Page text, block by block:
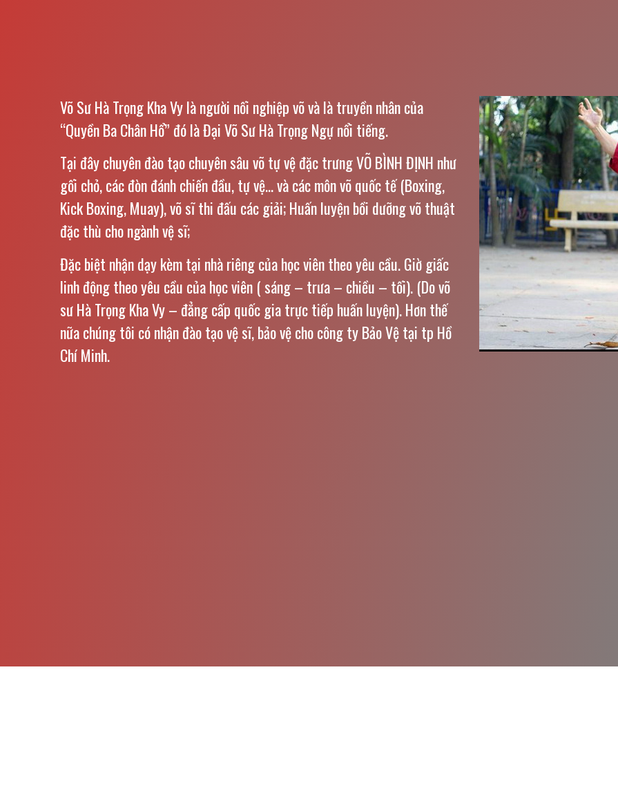
Võ Sư Hà Trọng Kha Vy là người nối nghiệp võ và là truyền nhân của
“Quyền Ba Chân Hổ” đó là Đại Võ Sư Hà Trọng Ngự nổi tiếng.
Tại đây chuyên đào tạo chuyên sâu võ tự vệ đặc trưng VÕ BÌNH ĐỊNH như
gối chỏ, các đòn đánh chiến đầu, tự vệ… và các môn võ quốc tế (Boxing,
Kick Boxing, Muay), võ sĩ thi đấu các giải; Huấn luyện bồi dưỡng võ thuật
đặc thù cho ngành vệ sĩ;
Đặc biệt nhận dạy kèm tại nhà riêng của học viên theo yêu cầu. Giờ giấc
linh động theo yêu cầu của học viên ( sáng – trưa – chiều – tối). (Do võ
sư Hà Trọng Kha Vy – đẳng cấp quốc gia trực tiếp huấn luyện). Hơn thế
nữa chúng tôi có nhận đào tạo vệ sĩ, bảo vệ cho công ty Bảo Vệ tại tp Hồ
Chí Minh.